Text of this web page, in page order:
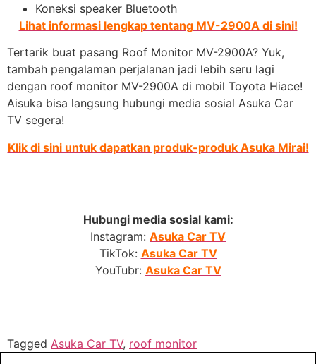
Koneksi speaker Bluetooth
Lihat informasi lengkap tentang MV-2900A di sini!
Tertarik buat pasang Roof Monitor MV-2900A? Yuk,
tambah pengalaman perjalanan jadi lebih seru lagi
dengan roof monitor MV-2900A di mobil Toyota Hiace!
Aisuka bisa langsung hubungi media sosial Asuka Car
TV segera!
Klik di sini untuk dapatkan produk-produk Asuka Mirai!
Hubungi media sosial kami:
Instagram: Asuka Car TV
TikTok: Asuka Car TV
YouTubr: Asuka Car TV
Tagged Asuka Car TV, roof monitor